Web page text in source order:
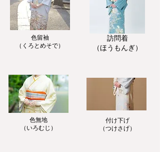
色留袖
​（くろとめそで）
訪問着
​（ほうもんぎ）
色無地
​（いろむじ）
付け下げ
​（つけさげ）